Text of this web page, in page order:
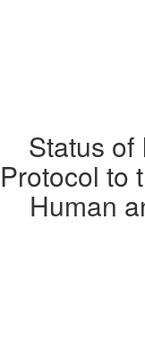
Status of
Protocol to
Human